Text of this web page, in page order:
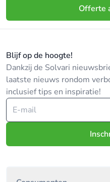
Offerte
Blijf op de hoogte!
Dankzij de Solvari
laatste nieuws rondom
inclusief tips en inspiratie!